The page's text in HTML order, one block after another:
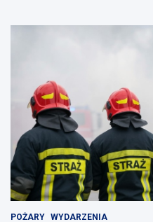
POŻARY WYDARZENIA